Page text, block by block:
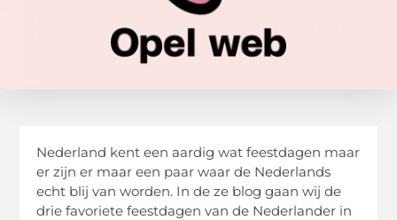
Nederland kent een aardig wat feestdagen maar
er zijn er maar een paar waar de Nederlands
echt blij van worden. In de ze blog gaan wij de
drie favoriete feestdagen van de Nederlander in